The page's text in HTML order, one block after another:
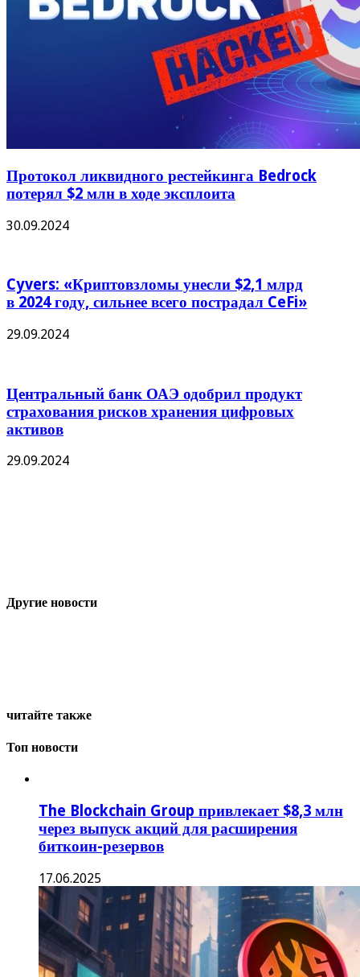
Протокол ликвидного рестейкинга Bedrock
потерял $2 млн в ходе эксплоита
30.09.2024
Cyvers: «Криптовзломы унесли $2,1 млрд
в 2024 году, сильнее всего пострадал CeFi»
29.09.2024
Центральный банк ОАЭ одобрил продукт
страхования рисков хранения цифровых
активов
29.09.2024
Другие новости
читайте также
Топ новости
The Blockchain Group привлекает $8,3 млн
через выпуск акций для расширения
биткоин-резервов
17.06.2025